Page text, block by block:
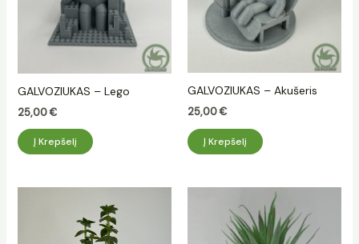
GALVOZIUKAS – Lego
25,00€
Į Krepšelį
GALVOZIUKAS – Akušeris
25,00€
Į Krepšelį